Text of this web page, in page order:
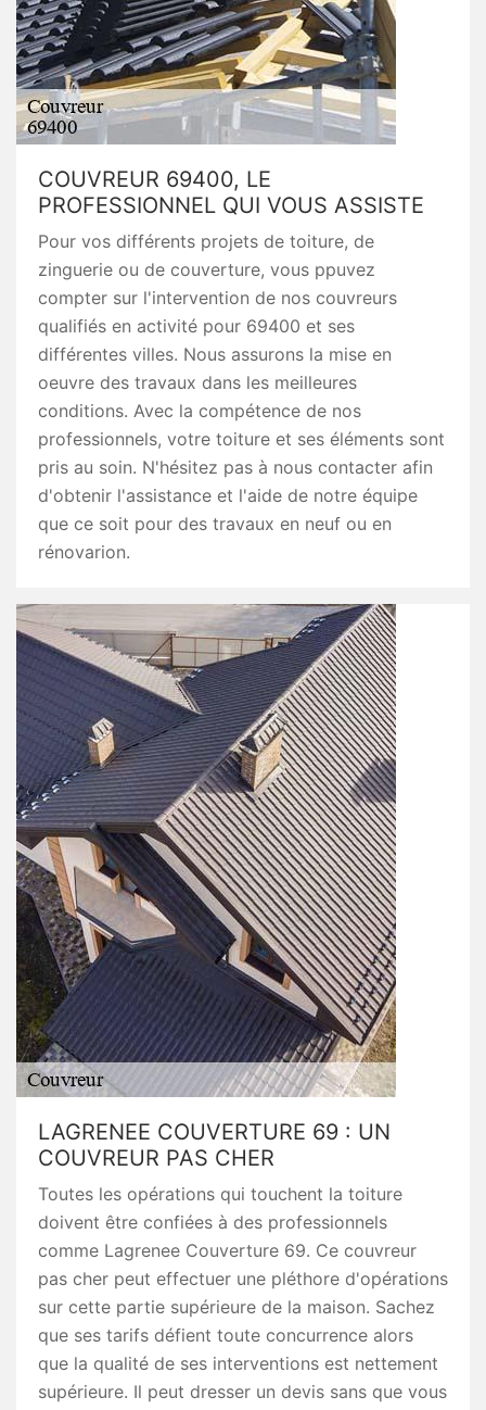
COUVREUR 69400, LE
PROFESSIONNEL QUI VOUS ASSISTE
Pour vos différents projets de toiture, de
zinguerie ou de couverture, vous ppuvez
compter sur l'intervention de nos couvreurs
qualifiés en activité pour 69400 et ses
différentes villes. Nous assurons la mise en
oeuvre des travaux dans les meilleures
conditions. Avec la compétence de nos
professionnels, votre toiture et ses éléments sont
pris au soin. N'hésitez pas à nous contacter afin
d'obtenir l'assistance et l'aide de notre équipe
que ce soit pour des travaux en neuf ou en
rénovarion.
LAGRENEE COUVERTURE 69 : UN
COUVREUR PAS CHER
Toutes les opérations qui touchent la toiture
doivent être confiées à des professionnels
comme Lagrenee Couverture 69. Ce couvreur
pas cher peut effectuer une pléthore d'opérations
sur cette partie supérieure de la maison. Sachez
que ses tarifs défient toute concurrence alors
que la qualité de ses interventions est nettement
supérieure. Il peut dresser un devis sans que vous